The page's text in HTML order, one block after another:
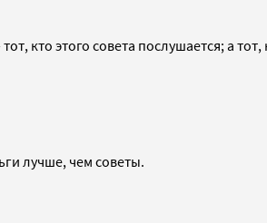
кто этого совета послушается; а
лучше, чем советы.